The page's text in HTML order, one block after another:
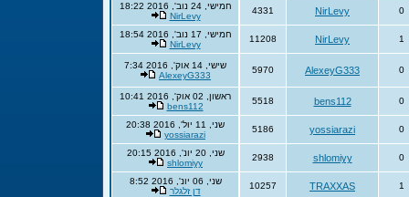
0
NirLevy
4331
חמישי, 24 נוב', 2016 18:22
NirLevy
1
NirLevy
11208
חמישי, 17 נוב', 2016 18:54
NirLevy
0
AlexeyG333
5970
שישי, 14 אוק', 2016 7:34
AlexeyG333
0
bens112
5518
ראשון, 02 אוק', 2016 10:41
bens112
0
yossiarazi
5186
שני, 11 יול', 2016 20:38
yossiarazi
0
shlomiyy
2938
שני, 20 יונ', 2016 20:15
shlomiyy
1
TRAXXAS
10257
שני, 06 יונ', 2016 8:52
דן זלגלר